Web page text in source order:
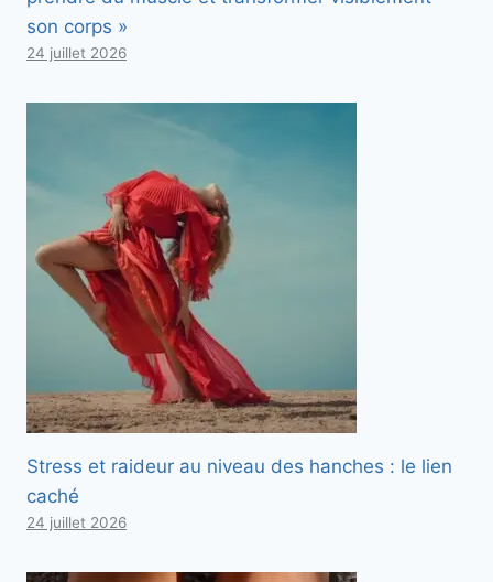
son corps »
24 juillet 2026
Stress et raideur au niveau des hanches : le lien
caché
24 juillet 2026